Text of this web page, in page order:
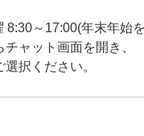
8:30～17:00(年末年始
ャット画面を開き、
択ください。